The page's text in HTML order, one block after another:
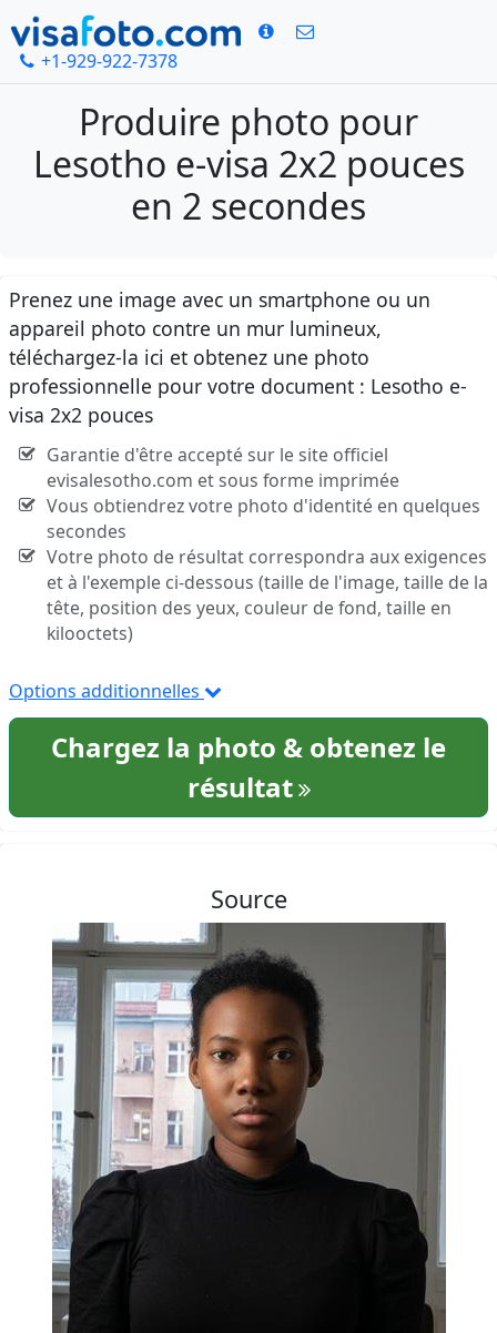
+1-929-922-7378
Produire photo pour
Lesotho e-visa 2x2 pouces
en 2 secondes
Prenez une image avec un smartphone ou un
appareil photo contre un mur lumineux,
téléchargez-la ici et obtenez une photo
professionnelle pour votre document : Lesotho e-
visa 2x2 pouces
Garantie d'être accepté sur le site officiel
evisalesotho.com et sous forme imprimée
Vous obtiendrez votre photo d'identité en quelques
secondes
Votre photo de résultat correspondra aux exigences
et à l'exemple ci-dessous (taille de l'image, taille de la
tête, position des yeux, couleur de fond, taille en
kilooctets)
Options additionnelles
Chargez la photo & obtenez le
résultat
Source